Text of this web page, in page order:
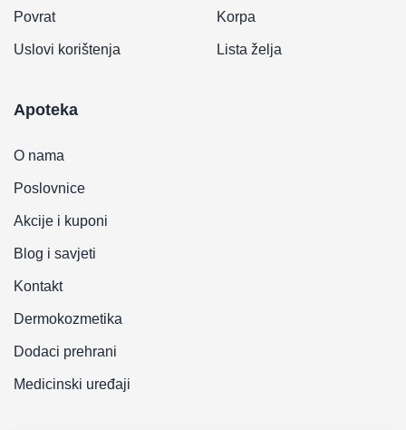
Povrat
Uslovi korištenja
Korpa
Lista želja
Apoteka
O nama
Poslovnice
Akcije i kuponi
Blog i savjeti
Kontakt
Dermokozmetika
Dodaci prehrani
Medicinski uređaji